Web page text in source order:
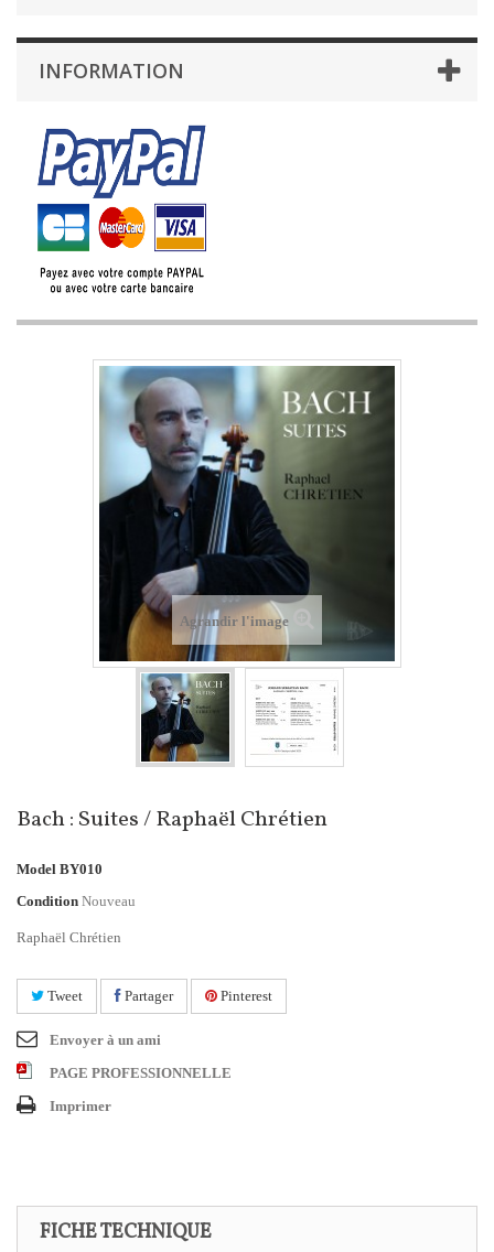
INFORMATION
Agrandir l'image
Bach : Suites / Raphaël Chrétien
Model BY010
Condition Nouveau
Raphaël Chrétien
Tweet Partager Pinterest
Envoyer à un ami
PAGE PROFESSIONNELLE
Imprimer
FICHE TECHNIQUE